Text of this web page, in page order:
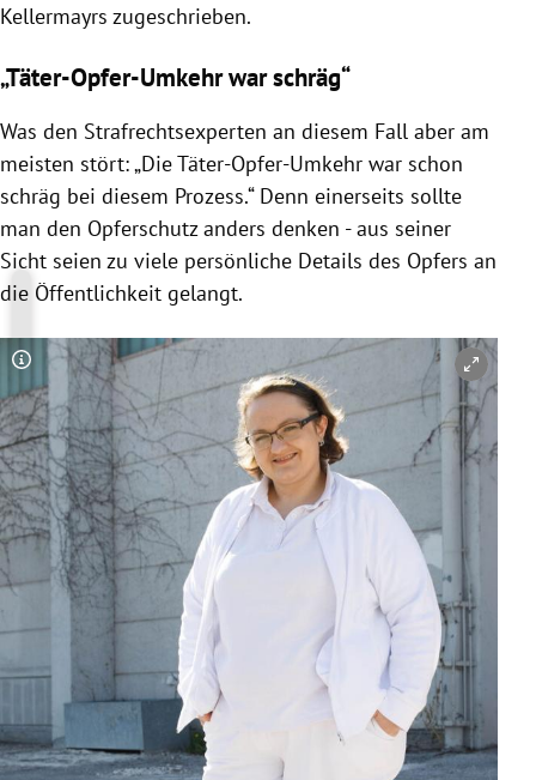
Kellermayrs zugeschrieben.
„Täter-Opfer-Umkehr war schräg“
Was den Strafrechtsexperten an diesem Fall aber am
meisten stört: „Die Täter-Opfer-Umkehr war schon
schräg bei diesem Prozess.“ Denn einerseits sollte
man den Opferschutz anders denken - aus seiner
Sicht seien zu viele persönliche Details des Opfers an
die Öffentlichkeit gelangt.
Copyright-Hinweis öffnen/schließen